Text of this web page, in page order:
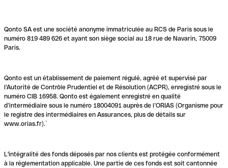
Qonto SA est une société anonyme immatriculée au RCS de Paris sous le
numéro 819 489 626 et ayant son siège social au 18 rue de Navarin, 75009
Paris.
Qonto est un établissement de paiement régulé, agréé et supervisé par
l'Autorité de Contrôle Prudentiel et de Résolution (ACPR), enregistré sous le
numéro CIB 16958. Qonto est également enregistré en qualité
d’intermédiaire sous le numéro 18004091 auprès de l’ORIAS (Organisme pour
le registre des intermédiaires en Assurances, plus de détails sur
www.orias.fr).`
L'intégralité des fonds déposés par nos clients est protégée conformément
à la réglementation applicable. Une partie de ces fonds est soit cantonnée